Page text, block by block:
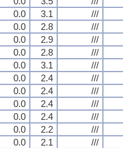
0.0 3.1 ///
0.0 2.8 ///
0.0 2.9 ///
0.0 2.8 ///
0.0 3.1 ///
0.0 2.4 ///
0.0 2.4 ///
0.0 2.4 ///
0.0 2.4 ///
0.0 2.2 ///
0.0 2.1 ///